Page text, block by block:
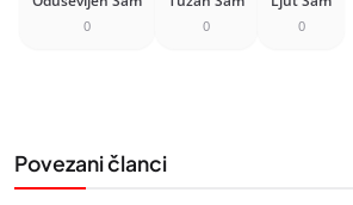
0 0 0
Povezani članci